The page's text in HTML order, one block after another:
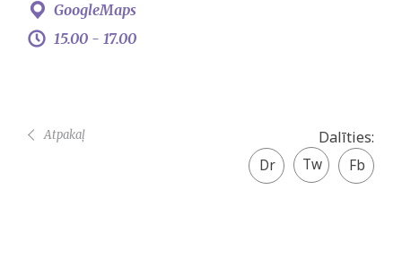
GoogleMaps
15.00 - 17.00
Dalīties:
Facebook
share
Twitter
Atpakaļ